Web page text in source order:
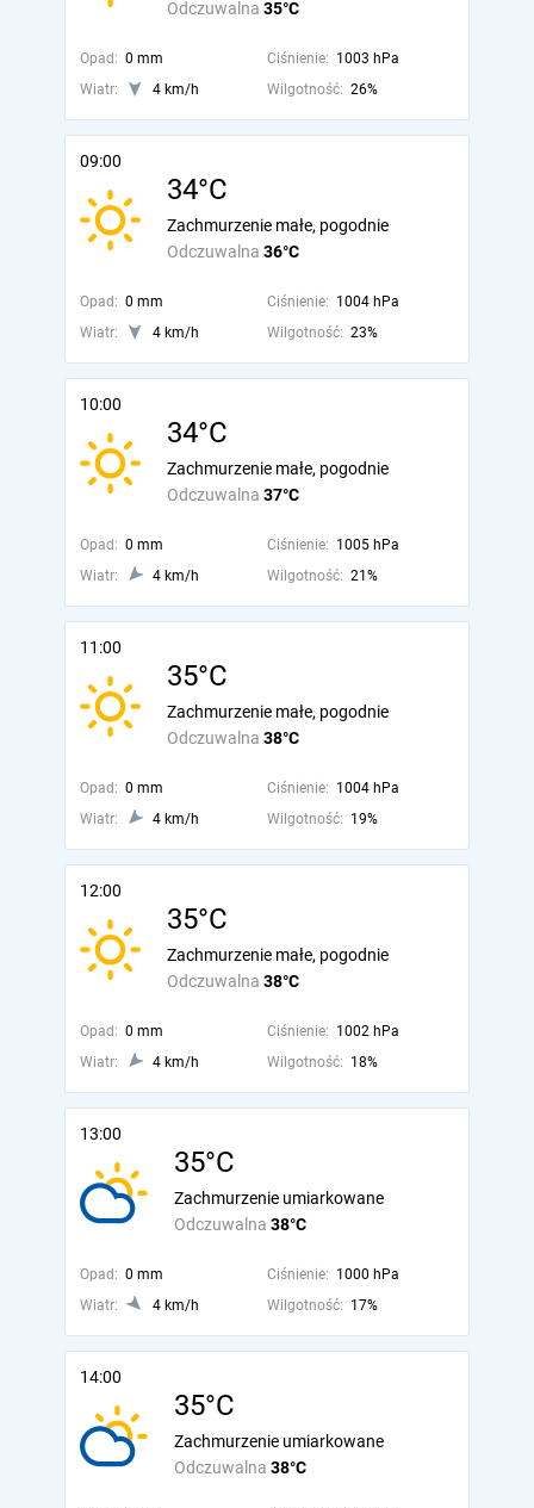
Odczuwalna 35°C
Opad: 0 mm Ciśnienie: 1003 hPa
Wiatr:
4 km/h Wilgotność: 26%
09:00
34°C
Odczuwalna 36°C
Zachmurzenie małe, pogodnie
Opad: 0 mm Ciśnienie: 1004 hPa
Wiatr:
4 km/h Wilgotność: 23%
10:00
34°C
Odczuwalna 37°C
Zachmurzenie małe, pogodnie
Opad: 0 mm Ciśnienie: 1005 hPa
Wiatr:
4 km/h Wilgotność: 21%
11:00
35°C
Odczuwalna 38°C
Zachmurzenie małe, pogodnie
Opad: 0 mm Ciśnienie: 1004 hPa
Wiatr:
4 km/h Wilgotność: 19%
12:00
35°C
Odczuwalna 38°C
Zachmurzenie małe, pogodnie
Opad: 0 mm Ciśnienie: 1002 hPa
Wiatr:
4 km/h Wilgotność: 18%
13:00
35°C
Odczuwalna 38°C
Zachmurzenie umiarkowane
Opad: 0 mm Ciśnienie: 1000 hPa
Wiatr:
4 km/h Wilgotność: 17%
14:00
35°C
Odczuwalna 38°C
Zachmurzenie umiarkowane